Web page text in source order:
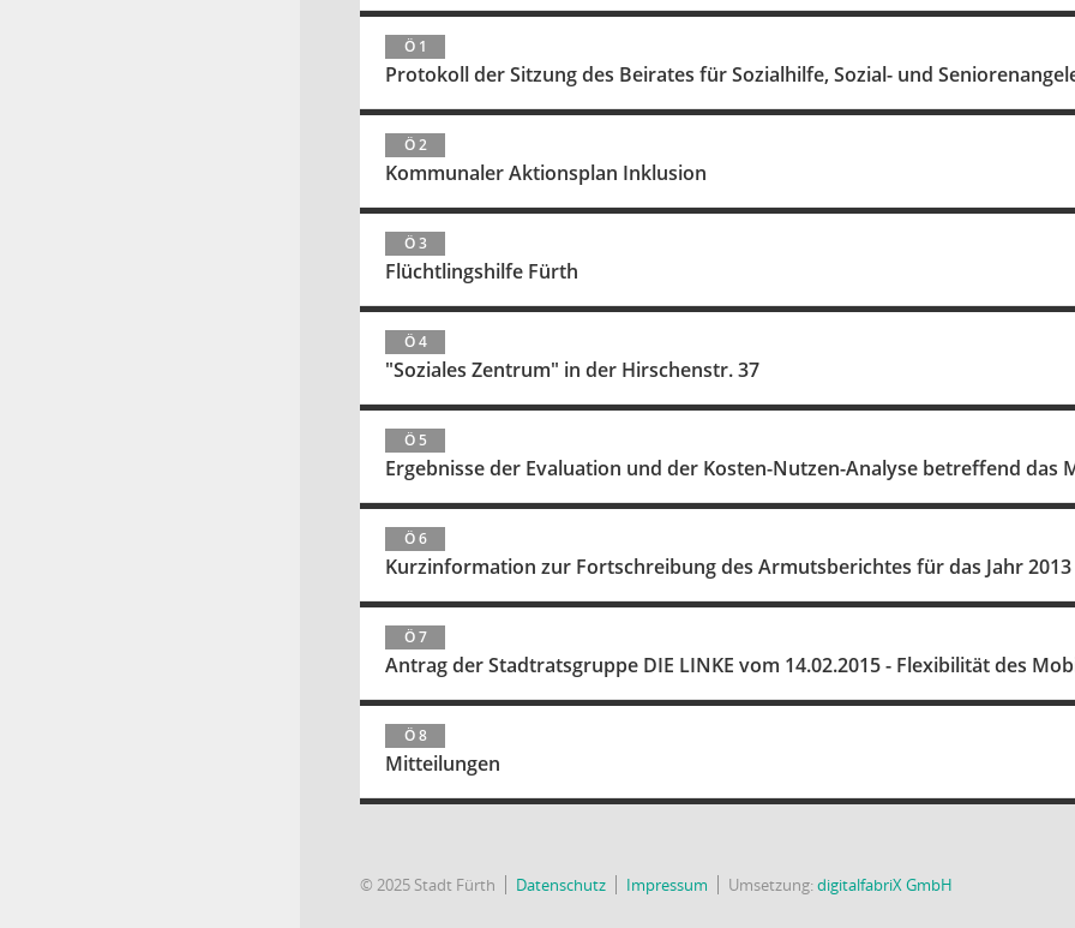
Ö 1
Protokoll der Sitzung des Beirates für Sozialhilfe, Sozial- und
Ö 2
Kommunaler Aktionsplan Inklusion
Ö 3
Flüchtlingshilfe Fürth
Ö 4
"Soziales Zentrum" in der Hirschenstr. 37
Ö 5
Ergebnisse der Evaluation und der Kosten-Nutzen-Analyse betreffend das
Ö 6
Kurzinformation zur Fortschreibung des Armutsberichtes für das Jahr 2013
Ö 7
Antrag der Stadtratsgruppe DIE LINKE vom 14.02.2015 - Flexibilität des
Ö 8
Mitteilungen
© 2025 Stadt Fürth Datenschutz Impressum Umsetzung:digitalfabriX GmbH